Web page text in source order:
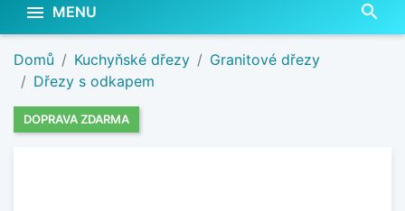
 MENU search
Domů Kuchyňské dřezy
Granitové dřezy
Dřezy s odkapem
DOPRAVA ZDARMA